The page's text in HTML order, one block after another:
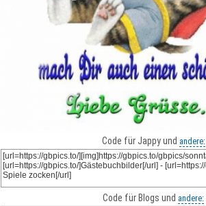
Code für Jappy und andere:
Code für Blogs und andere: